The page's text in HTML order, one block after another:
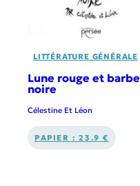
LITTÉRATURE GÉNÉRALE
Lune rouge et barbe
noire
Célestine Et Léon
PAPIER : 23.9 €